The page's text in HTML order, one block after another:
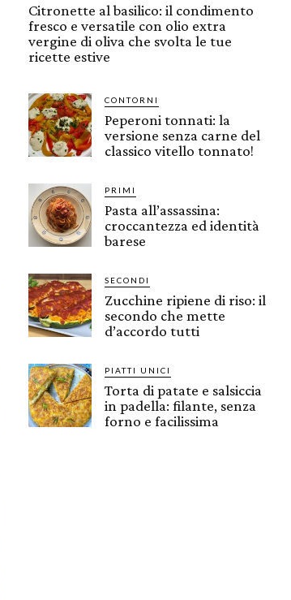
Citronette al basilico: il condimento
fresco e versatile con olio extra
vergine di oliva che svolta le tue
ricette estive
CONTORNI
Peperoni tonnati: la
versione senza carne del
classico vitello tonnato!
PRIMI
Pasta all’assassina:
croccantezza ed identità
barese
SECONDI
Zucchine ripiene di riso: il
secondo che mette
d’accordo tutti
PIATTI UNICI
Torta di patate e salsiccia
in padella: filante, senza
forno e facilissima